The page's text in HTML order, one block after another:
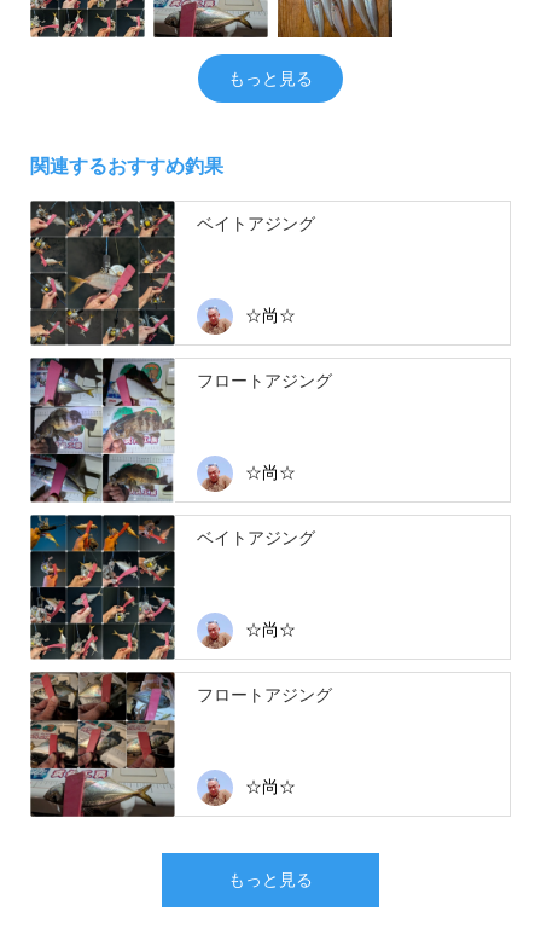
もっと見る
関連するおすすめ釣果
ベイトアジング
☆尚☆
フロートアジング
☆尚☆
ベイトアジング
☆尚☆
フロートアジング
☆尚☆
もっと見る